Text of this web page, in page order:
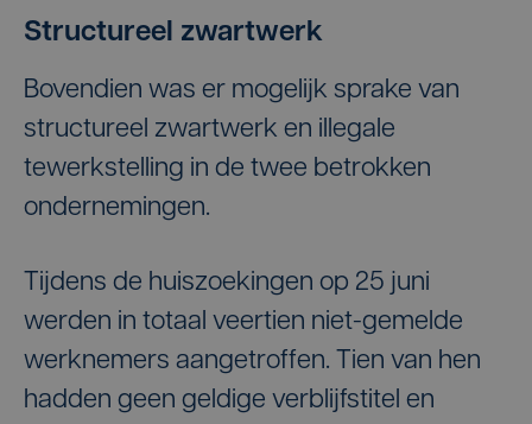
Structureel zwartwerk
Bovendien was er mogelijk sprake van
structureel zwartwerk en illegale
tewerkstelling in de twee betrokken
ondernemingen.
Tijdens de huiszoekingen op 25 juni
werden in totaal veertien niet-gemelde
werknemers aangetroffen. Tien van hen
hadden geen geldige verblijfstitel en